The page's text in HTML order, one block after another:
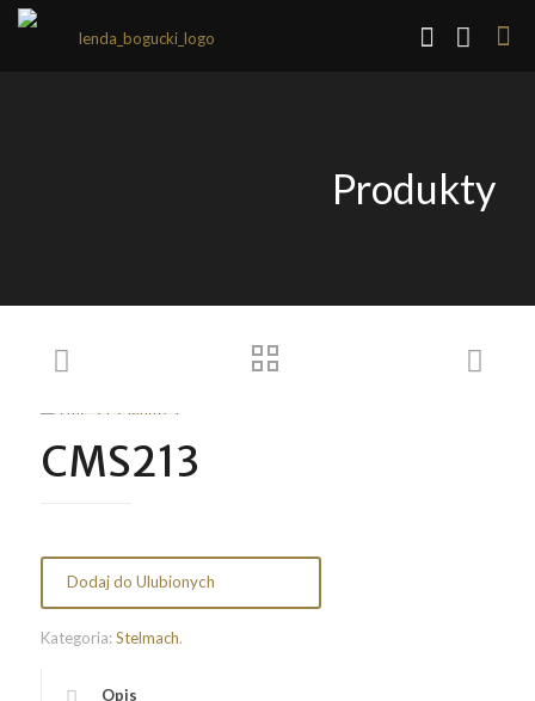
Produkty
CMS213
Dodaj do Ulubionych
Kategoria:Stelmach.
Opis